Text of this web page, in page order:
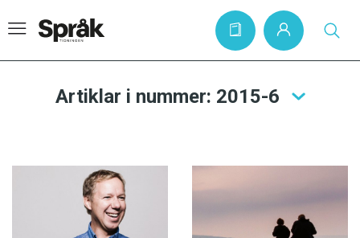
Krönikor
Språkfrågor
Artiklar i nummer: 2015-6